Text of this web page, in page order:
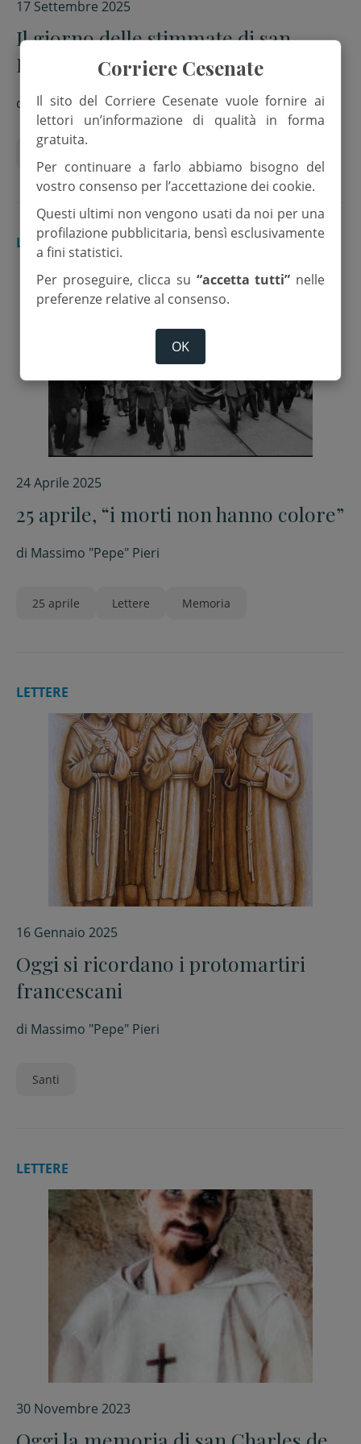
17 Settembre 2025
Il giorno delle stimmate di san
Francesco
di Massimo "Pepe" Pieri
LETTERE
24 Aprile 2025
25 aprile, “i morti non hanno colore”
di Massimo "Pepe" Pieri
25 aprile Lettere Memoria
LETTERE
16 Gennaio 2025
Oggi si ricordano i protomartiri
francescani
di Massimo "Pepe" Pieri
Santi
LETTERE
30 Novembre 2023
Corriere Cesenate
Il sito del Corriere Cesenate vuole fornire ai
lettori un’informazione di qualità in forma
gratuita.
Per continuare a farlo abbiamo bisogno del
vostro consenso per l’accettazione dei cookie.
Questi ultimi non vengono usati da noi per una
profilazione pubblicitaria, bensì esclusivamente
a fini statistici.
Per proseguire, clicca su “accetta tutti” nelle
preferenze relative al consenso.
OK